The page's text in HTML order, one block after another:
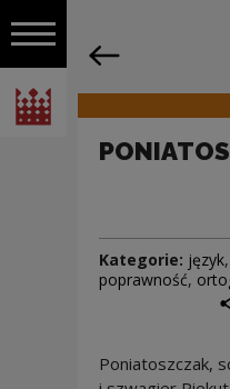
Włącz nawigację
Narodowe Centrum Kultury
Nawigacja
Kategorie: język,
poprawność,
Poniatoszczak,